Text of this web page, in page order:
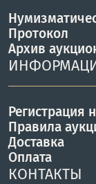
Протокол
Архив
Регистрация
Правила
Доставка
Оплата
КОНТАКТЫ